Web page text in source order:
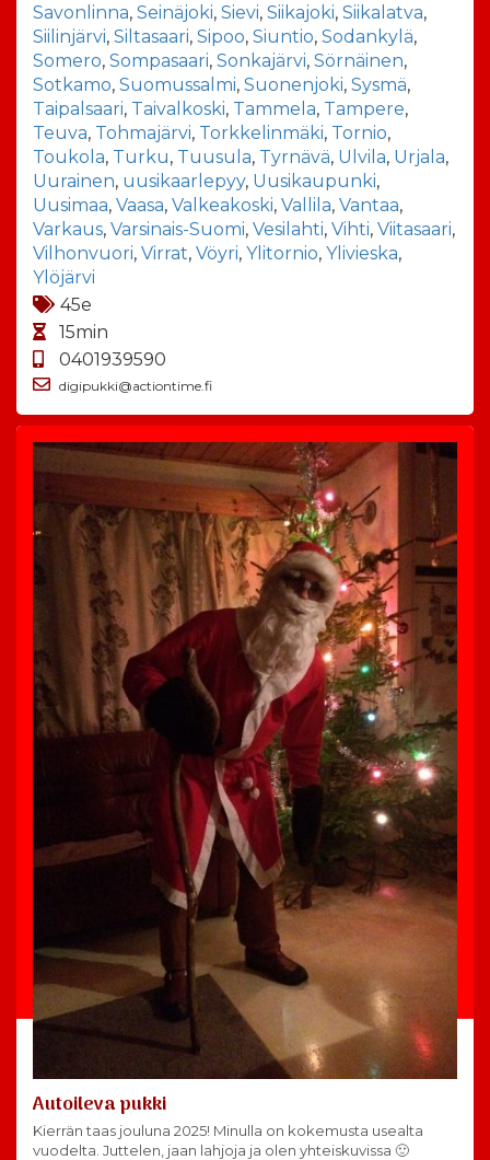
Savonlinna, Seinäjoki, Sievi, Siikajoki, Siikalatva,
Siilinjärvi, Siltasaari, Sipoo, Siuntio, Sodankylä,
Somero, Sompasaari, Sonkajärvi, Sörnäinen,
Sotkamo, Suomussalmi, Suonenjoki, Sysmä,
Taipalsaari, Taivalkoski, Tammela, Tampere,
Teuva, Tohmajärvi, Torkkelinmäki, Tornio,
Toukola, Turku, Tuusula, Tyrnävä, Ulvila, Urjala,
Uurainen, uusikaarlepyy, Uusikaupunki,
Uusimaa, Vaasa, Valkeakoski, Vallila, Vantaa,
Varkaus, Varsinais-Suomi, Vesilahti, Vihti, Viitasaari,
Vilhonvuori, Virrat, Vöyri, Ylitornio, Ylivieska,
Ylöjärvi
45e
15min
0401939590
digipukki@actiontime.fi
Autoileva pukki
Kierrän taas jouluna 2025! Minulla on kokemusta usealta
vuodelta. Juttelen, jaan lahjoja ja olen yhteiskuvissa 🙂